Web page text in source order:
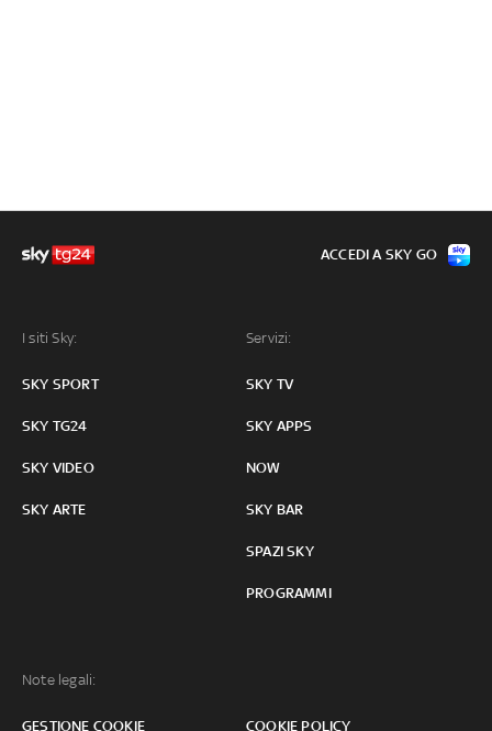
I siti Sky:
SKY SPORT
SKY TG24
SKY VIDEO
SKY ARTE
Servizi:
SKY TV
SKY APPS
NOW
SKY BAR
SPAZI SKY
PROGRAMMI
Note legali:
GESTIONE COOKIE COOKIE POLICY
ACCEDI A SKY GO